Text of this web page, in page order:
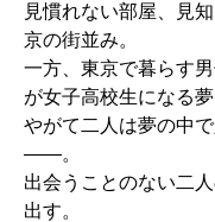
見慣れない部屋、見
京の街並み。
一方、東京で暮らす
が女子高校生になる夢
やがて二人は夢の中
――。
出会うことのない二
出す。